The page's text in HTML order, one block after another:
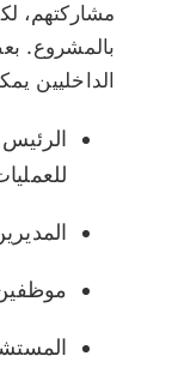
مشاركتهم،
بالمشروع.
الداخليين
الرئيس